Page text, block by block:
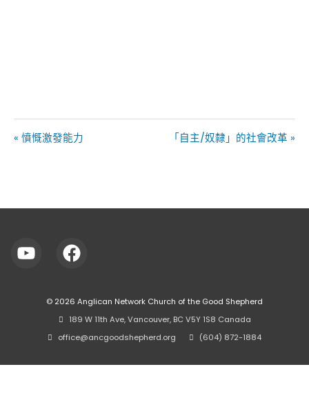
« 憤慨激發能力 「自主/奴隸」的社會改革 »
© 2026 Anglican Network Church of the Good Shepherd
⠀189 W 11th Ave, Vancouver, BC V5Y 1S8 Canada
⠀office@ancgoodshepherd.org
⠀(604) 872-1884